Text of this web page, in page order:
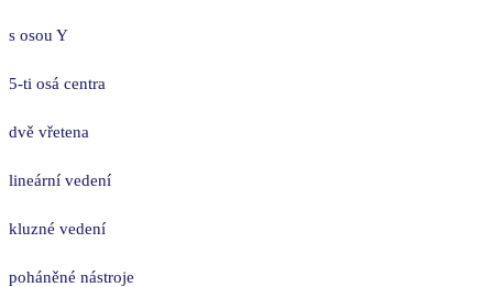
s osou Y
5-ti osá centra
dvě vřetena
lineární vedení
kluzné vedení
poháněné nástroje